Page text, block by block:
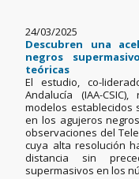
24/03/2025
Descubren una
negros
teóricas
El estudio, co-
Andalucía (IAA-
modelos establecidos
en los agujeros
observaciones del
cuya alta resolución
distancia sin
supermasivos en los